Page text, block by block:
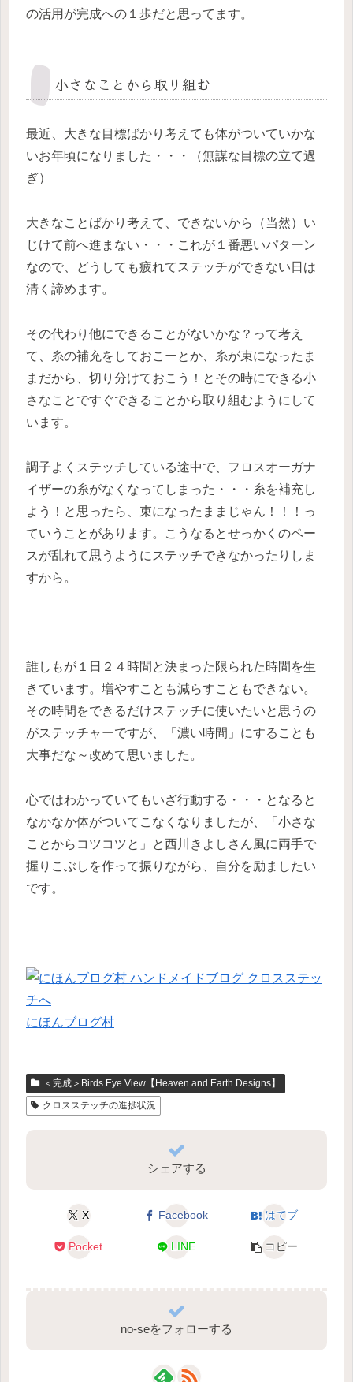
の活用が完成への１歩だと思ってます。
小さなことから取り組む
最近、大きな目標ばかり考えても体がついていかな
いお年頃になりました・・・（無謀な目標の立て過
ぎ）
大きなことばかり考えて、できないから（当然）い
じけて前へ進まない・・・これが１番悪いパターン
なので、どうしても疲れてステッチができない日は
清く諦めます。
その代わり他にできることがないかな？って考え
て、糸の補充をしておこーとか、糸が束になったま
まだから、切り分けておこう！とその時にできる小
さなことですぐできることから取り組むようにして
います。
調子よくステッチしている途中で、フロスオーガナ
イザーの糸がなくなってしまった・・・糸を補充し
よう！と思ったら、束になったままじゃん！！！っ
ていうことがあります。こうなるとせっかくのペー
スが乱れて思うようにステッチできなかったりしま
すから。
誰しもが１日２４時間と決まった限られた時間を生
きています。増やすことも減らすこともできない。
その時間をできるだけステッチに使いたいと思うの
がステッチャーですが、「濃い時間」にすることも
大事だな～改めて思いました。
心ではわかっていてもいざ行動する・・・となると
なかなか体がついてこなくなりましたが、「小さな
ことからコツコツと」と西川きよしさん風に両手で
握りこぶしを作って振りながら、自分を励ましたい
です。
にほんブログ村
＜完成＞Birds Eye View【Heaven and Earth Designs】
クロスステッチの進捗状況
シェアする
X Facebook はてブ
Pocket LINE コピー
no-seをフォローする